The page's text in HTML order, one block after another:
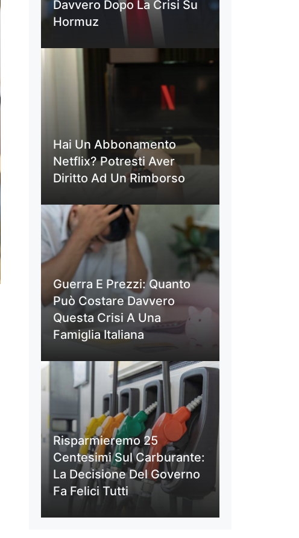
Davvero Dopo La Crisi Su
Hormuz
Hai Un Abbonamento
Netflix? Potresti Aver
Diritto Ad Un Rimborso
Guerra E Prezzi: Quanto
Può Costare Davvero
Questa Crisi A Una
Famiglia Italiana
Risparmieremo 25
Centesimi Sul Carburante:
La Decisione Del Governo
Fa Felici Tutti